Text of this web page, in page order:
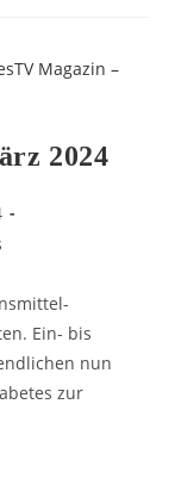
2024
Ein- bis
nun
zur